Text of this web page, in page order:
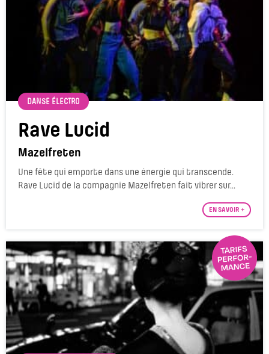
DANSE ÉLECTRO
Rave Lucid
Mazelfreten
Une fête qui emporte dans une énergie qui transcende.
Rave Lucid de la compagnie Mazelfreten fait vibrer sur...
EN SAVOIR +